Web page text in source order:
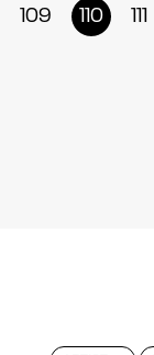
109 110 111